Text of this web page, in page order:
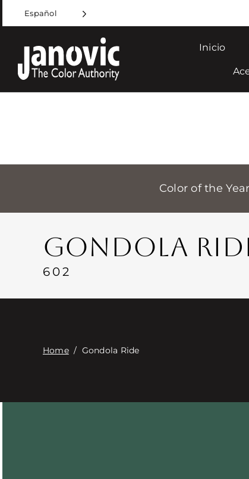
to
content
Español
Inicio
Color of the
GONDOLA
602
Home/ Gondola Ride